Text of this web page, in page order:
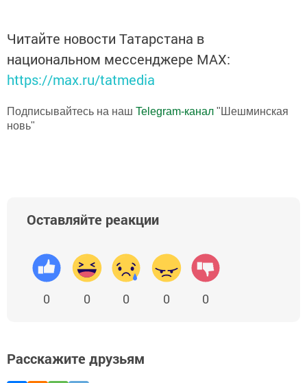
Читайте новости Татарстана в
национальном мессенджере MАХ:
https://max.ru/tatmedia
Подписывайтесь на наш Telegram-канал "Шешминская
новь"
Оставляйте реакции
0 0 0 0 0
Расскажите друзьям